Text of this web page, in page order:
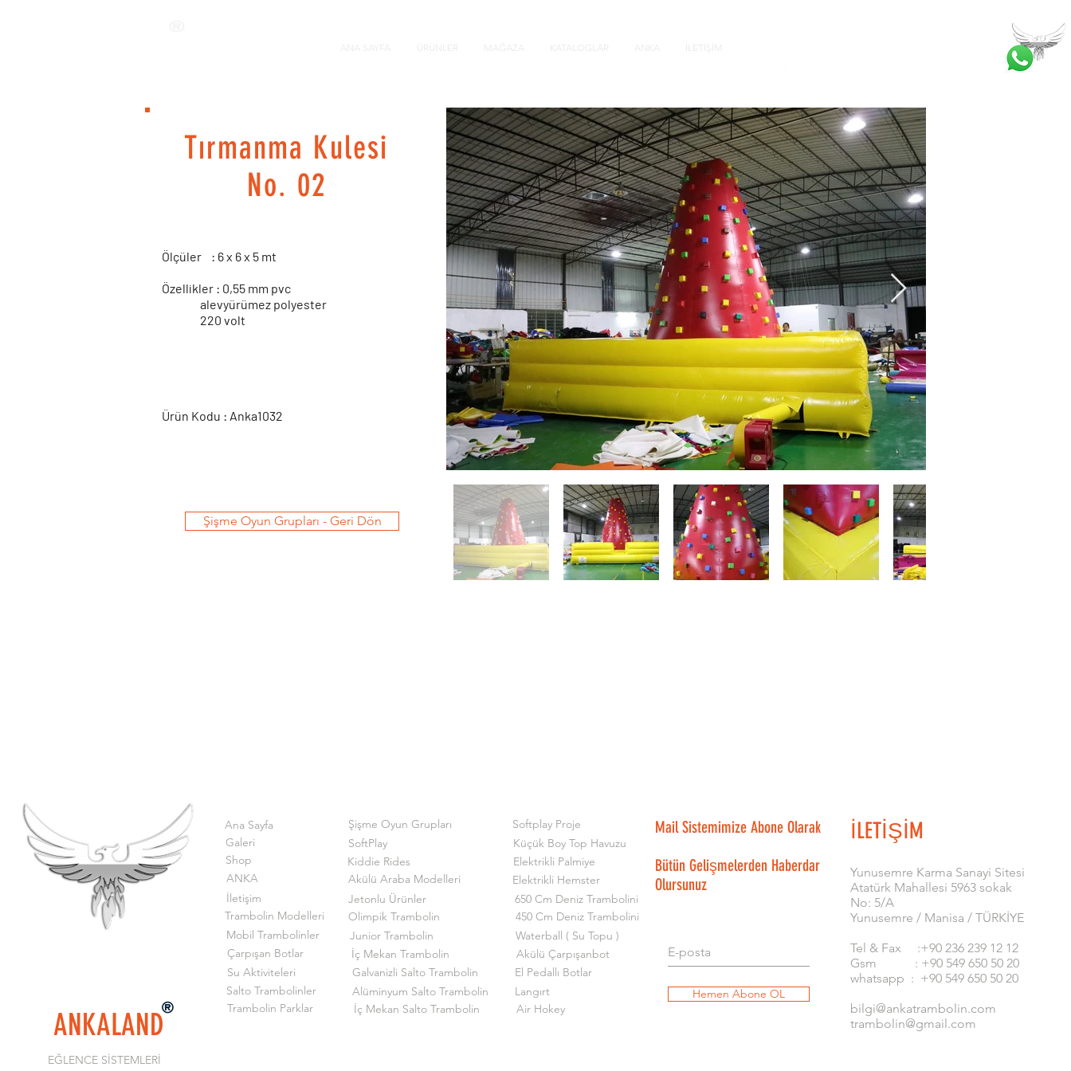
ANA SAYFA ÜRÜNLER MAĞAZA KATALOGLAR ANKA İLETİŞİM
Tırmanma Kulesi
No. 02
Ölçüler : 6 x 6 x 5 mt
Özellikler : 0,55 mm pvc
alevyürümez polyester
220 volt
Ürün Kodu : Anka1032
Şişme Oyun Grupları - Geri Dön
ANKALAND
EĞLENCE SİSTEMLERİ
Ana Sayfa
Galeri
Shop
ANKA
İletişim
Trambolin Modelleri
Mobil Trambolinler
Çarpışan Botlar
Su Aktiviteleri
Salto Trambolinler
Trambolin Parklar
Şişme Oyun Grupları
SoftPlay
Kiddie Rides
Akülü Araba Modelleri
Jetonlu Ürünler
Olimpik Trambolin
Junior Trambolin
İç Mekan Trambolin
Galvanizli Salto Trambolin
Alüminyum Salto Trambolin
İç Mekan Salto Trambolin
Softplay Proje
Küçük Boy Top Havuzu
Elektrikli Palmiye
Elektrikli Hemster
650 Cm Deniz Trambolini
450 Cm Deniz Trambolini
Waterball ( Su Topu )
Akülü Çarpışanbot
El Pedallı Botlar
Langırt
Air Hokey
Mail Sistemimize Abone Olarak
Bütün Gelişmelerden Haberdar
Olursunuz
Hemen Abone OL
İLETİŞİM
​Yunusemre Karma Sanayi Sitesi
Atatürk Mahallesi 5963 sokak
No: 5/A
Yunusemre / Manisa / TÜRKİYE
Tel & Fax :+90 236 239 12 12
Gsm : +90 549 650 50 20
whatsapp : +90 549 650 50 20
bilgi@ankatrambolin.com
trambolin@gmail.com